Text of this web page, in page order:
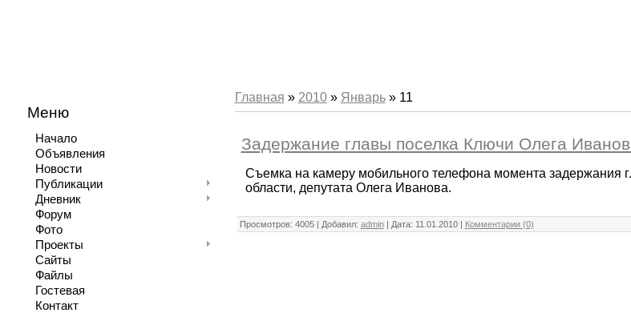
Меню
Начало
Объявления
Новости
Публикации
Дневник
Форум
Фото
Проекты
Сайты
Файлы
Гостевая
Контакт
Главная » 2010 » Январь » 11
Задержание главы поселка Ключи Олега
Съемка на камеру мобильного телефона момента задержания
области, депутата Олега Иванова.
Просмотров: 4005 | Добавил: admin| Дата: 11.01.2010| Комментарии (0)